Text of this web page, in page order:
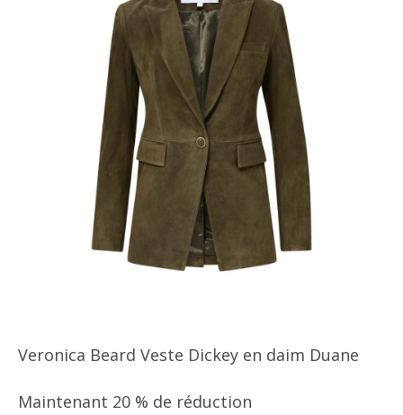
Veronica Beard Veste Dickey en daim Duane
Maintenant 20 % de réduction